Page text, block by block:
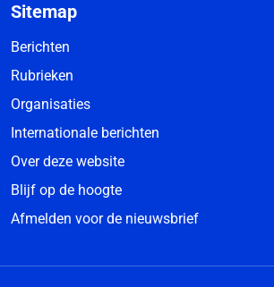
Sitemap
Berichten
Rubrieken
Organisaties
Internationale berichten
Over deze website
Blijf op de hoogte
Afmelden voor de nieuwsbrief